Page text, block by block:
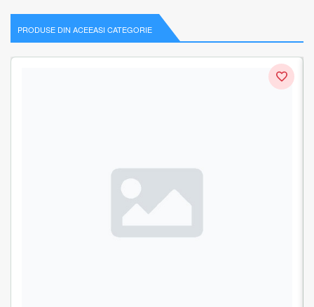
PRODUSE DIN ACEEASI CATEGORIE